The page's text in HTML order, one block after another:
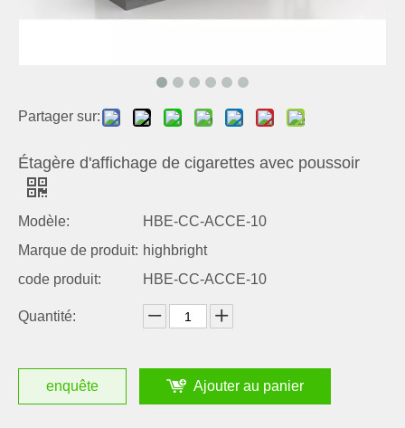
Partager sur:
Étagère d'affichage de cigarettes avec poussoir
Modèle:
HBE-CC-ACCE-10
Marque de produit: highbright
code produit:
HBE-CC-ACCE-10
Quantité:
enquête Ajouter au panier